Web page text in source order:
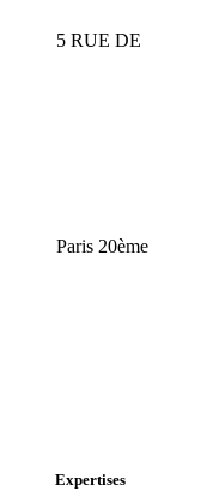
5 RUE DE
Paris 20ème
Expertises